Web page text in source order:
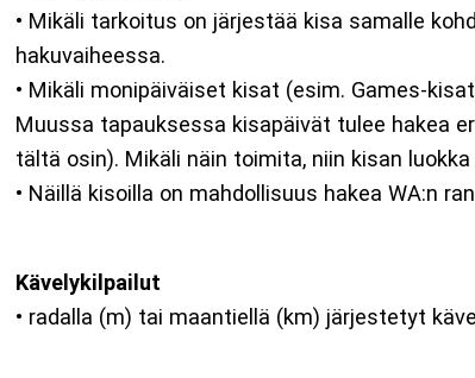
• Mikäli tarkoitus on järjestää kisa samalle
hakuvaiheessa.
• Mikäli monipäiväiset kisat (esim. Games-
Muussa tapauksessa kisapäivät tulee hakea
tältä osin). Mikäli näin toimita, niin kisan
• Näillä kisoilla on mahdollisuus hakea WA:n
Kävelykilpailut
• radalla (m) tai maantiellä (km) järjestetyt